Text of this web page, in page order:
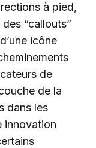
à pied,
“callouts”
icône
de
de la
dans les
innovation